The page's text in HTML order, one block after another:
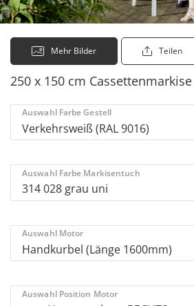
Mehr Bilder Teilen
250 x 150 cm
Auswahl Farbe Gestell
Auswahl Farbe Markisentuch
Auswahl Motor
Auswahl Position Motor